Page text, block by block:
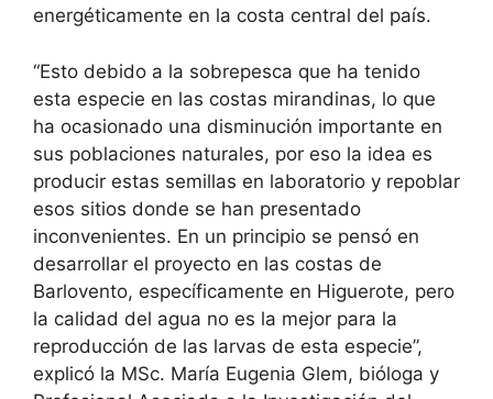
energéticamente en la costa central del país.
“Esto debido a la sobrepesca que ha tenido
esta especie en las costas mirandinas, lo que
ha ocasionado una disminución importante en
sus poblaciones naturales, por eso la idea es
producir estas semillas en laboratorio y repoblar
esos sitios donde se han presentado
inconvenientes. En un principio se pensó en
desarrollar el proyecto en las costas de
Barlovento, específicamente en Higuerote, pero
la calidad del agua no es la mejor para la
reproducción de las larvas de esta especie”,
explicó la MSc. María Eugenia Glem, bióloga y